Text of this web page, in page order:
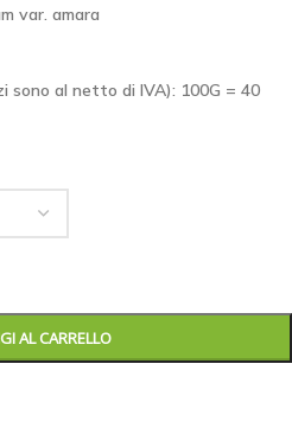
var. amara
sono al netto di IVA): 100G = 40
AL CARRELLO